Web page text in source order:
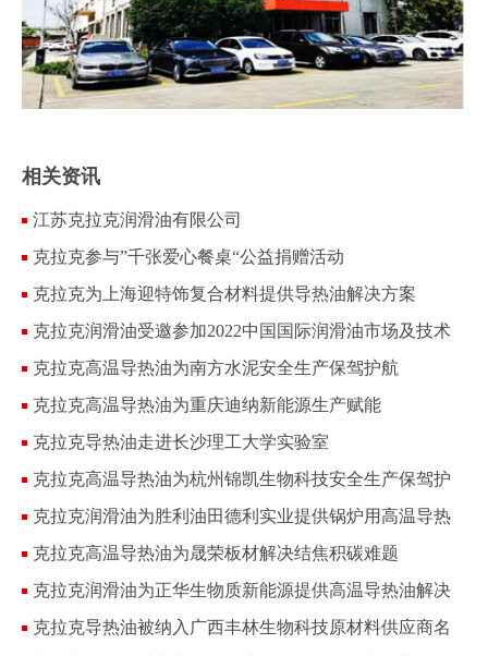
相关资讯
江苏克拉克润滑油有限公司
克拉克参与”千张爱心餐桌“公益捐赠活动
克拉克为上海迎特饰复合材料提供导热油解决方案
克拉克润滑油受邀参加2022中国国际润滑油市场及技术
大会
克拉克高温导热油为南方水泥安全生产保驾护航
克拉克高温导热油为重庆迪纳新能源生产赋能
克拉克导热油走进长沙理工大学实验室
克拉克高温导热油为杭州锦凯生物科技安全生产保驾护
航克拉克润滑油为胜利油田德利实业提供锅炉用高温导热
油克拉克高温导热油为晟荣板材解决结焦积碳难题
克拉克润滑油为正华生物质新能源提供高温导热油解决
方案
克拉克导热油被纳入广西丰林生物科技原材料供应商名